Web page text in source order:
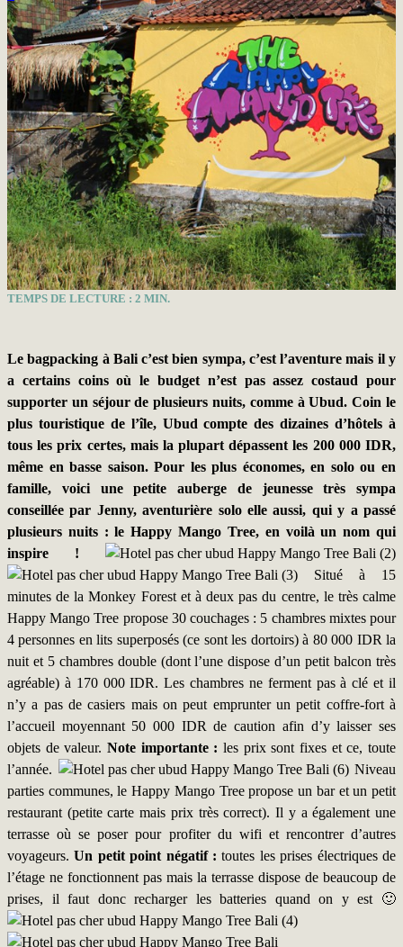
TEMPS DE LECTURE : 2 MIN.
Le bagpacking à Bali c’est bien sympa, c’est l’aventure mais il y
a certains coins où le budget n’est pas assez costaud pour
supporter un séjour de plusieurs nuits, comme à Ubud. Coin le
plus touristique de l’île, Ubud compte des dizaines d’hôtels à
tous les prix certes, mais la plupart dépassent les 200 000 IDR,
même en basse saison. Pour les plus économes, en solo ou en
famille, voici une petite auberge de jeunesse très sympa
conseillée par Jenny, aventurière solo elle aussi, qui y a passé
plusieurs nuits : le Happy Mango Tree, en voilà un nom qui
inspire !
Situé à 15
minutes de la Monkey Forest et à deux pas du centre, le très calme
Happy Mango Tree propose 30 couchages : 5 chambres mixtes pour
4 personnes en lits superposés (ce sont les dortoirs) à 80 000 IDR la
nuit et 5 chambres double (dont l’une dispose d’un petit balcon très
agréable) à 170 000 IDR. Les chambres ne ferment pas à clé et il
n’y a pas de casiers mais on peut emprunter un petit coffre-fort à
l’accueil moyennant 50 000 IDR de caution afin d’y laisser ses
objets de valeur. Note importante : les prix sont fixes et ce, toute
l’année.
Niveau
parties communes, le Happy Mango Tree propose un bar et un petit
restaurant (petite carte mais prix très correct). Il y a également une
terrasse où se poser pour profiter du wifi et rencontrer d’autres
voyageurs.Un petit point négatif :toutes les prises électriques de
l’étage ne fonctionnent pas mais la terrasse dispose de beaucoup de
prises, il faut donc recharger les batteries quand on y est 🙂